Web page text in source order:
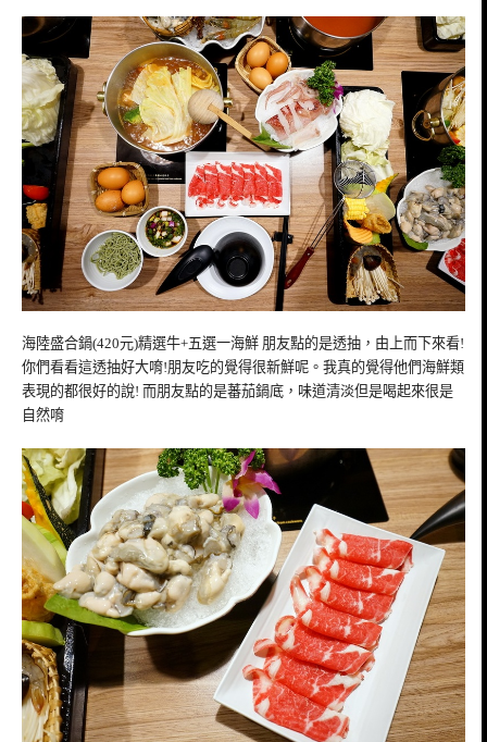
海陸盛合鍋(420元)精選牛+五選一海鮮 朋友點的是透抽，由上而下來看!
你們看看這透抽好大唷!朋友吃的覺得很新鮮呢。我真的覺得他們海鮮類
表現的都很好的說! 而朋友點的是蕃茄鍋底，味道清淡但是喝起來很是
自然唷